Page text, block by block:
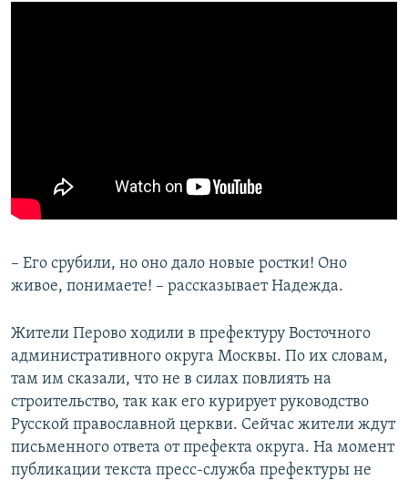
– Его срубили, но оно дало новые ростки! Оно
живое, понимаете! – рассказывает Надежда.
Жители Перово ходили в префектуру Восточного
административного округа Москвы. По их словам,
там им сказали, что не в силах повлиять на
строительство, так как его курирует руководство
Русской православной церкви. Сейчас жители ждут
письменного ответа от префекта округа. На момент
публикации текста пресс-служба префектуры не